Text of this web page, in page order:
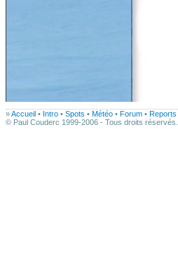
»Accueil • Intro • Spots • Météo • Forum • Reports
© Paul Couderc 1999-2006 - Tous droits réservés.